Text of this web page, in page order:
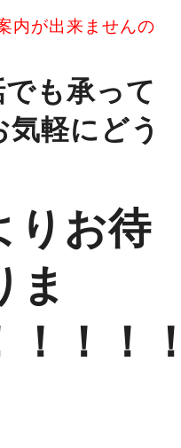
内が出来ませんの
も承って
軽にどう
りお待
ま
！！！